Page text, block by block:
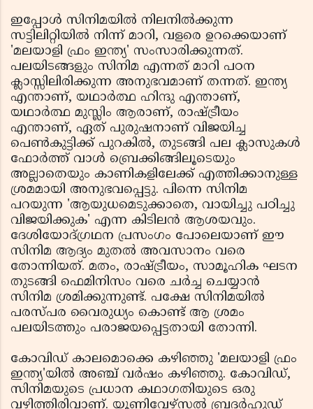
ഇപ്പോൾ സിനിമയിൽ നിലനിൽക്കുന്ന
സട്ടിലിറ്റിയിൽ നിന്ന് മാറി, വളരെ ഉറക്കെയാണ്
'മലയാളി ഫ്രം ഇന്ത്യ' സംസാരിക്കുന്നത്.
പലയിടങ്ങളും സിനിമ എന്നത് മാറി പഠന
ക്ലാസ്സിലിരിക്കുന്ന അനുഭവമാണ് തന്നത്. ഇന്ത്യ
എന്താണ്, യഥാർത്ഥ ഹിന്ദു എന്താണ്,
യഥാർത്ഥ മുസ്ലിം ആരാണ്, രാഷ്ട്രീയം
എന്താണ്, ഏത് പുരുഷനാണ് വിജയിച്ച
പെൺകുട്ടിക്ക് പുറകിൽ, തുടങ്ങി പല ക്ലാസുകൾ
ഫോർത്ത് വാൾ ബ്രെക്കിങ്ങിലൂടെയും
അല്ലാതെയും കാണികളിലേക്ക് എത്തിക്കാനുള്ള
ശ്രമമായി അനുഭവപ്പെട്ടു. പിന്നെ സിനിമ
പറയുന്ന 'ആയുധമെടുക്കാതെ, വായിച്ചു പഠിച്ചു
വിജയിക്കുക' എന്ന കിടിലൻ ആശയവും.
ദേശിയോദ്ഗ്രഥന പ്രസംഗം പോലെയാണ് ഈ
സിനിമ ആദ്യം മുതൽ അവസാനം വരെ
തോന്നിയത്. മതം, രാഷ്ട്രീയം, സാമൂഹിക ഘടന
തുടങ്ങി ഫെമിനിസം വരെ ചർച്ച ചെയ്യാൻ
സിനിമ ശ്രമിക്കുന്നുണ്ട്. പക്ഷേ സിനിമയിൽ
പരസ്പര വൈരുധ്യം കൊണ്ട് ആ ശ്രമം
പലയിടത്തും പരാജയപ്പെട്ടതായി തോന്നി.
കോവിഡ് കാലമൊക്കെ കഴിഞ്ഞു 'മലയാളി ഫ്രം
ഇന്ത്യ'യിൽ അഞ്ച് വർഷം കഴിഞ്ഞു. കോവിഡ്,
സിനിമയുടെ പ്രധാന കഥാഗതിയുടെ ഒരു
വഴിത്തിരിവാണ്. യൂണിവേഴ്സൽ ബ്രദർഹുഡ്